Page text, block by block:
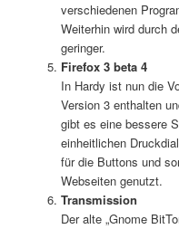
verschiedenen
Weiterhin wird durch
geringer.
Firefox 3 beta 4
In Hardy ist nun die
Version 3 enthalten
gibt es eine bessere
einheitlichen
für die Buttons und
Webseiten genutzt.
Transmission
Der alte „Gnome